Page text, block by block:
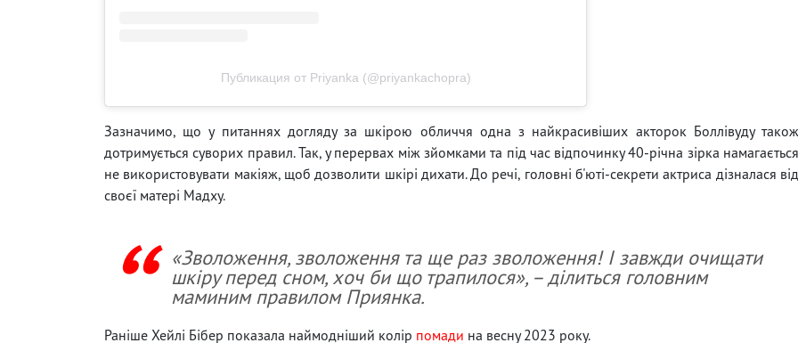
Публикация от Priyanka (@priyankachopra)
Зазначимо, що у питаннях догляду за шкірою обличчя одна з найкрасивіших акторок Боллівуду також
дотримується суворих правил. Так, у перервах між зйомками та під час відпочинку 40-річна зірка намагається
не використовувати макіяж, щоб дозволити шкірі дихати. До речі, головні б'юті-секрети актриса дізналася від
своєї матері Мадху.
«Зволоження, зволоження та ще раз зволоження! І завжди очищати
шкіру перед сном, хоч би що трапилося», – ділиться головним
маминим правилом Приянка.
Раніше Хейлі Бібер показала наймодніший колір помади на весну 2023 року.